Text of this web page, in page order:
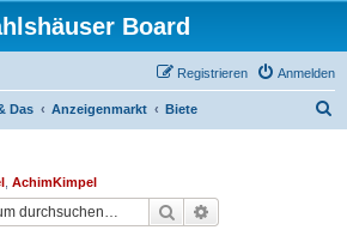
Board
Anmelden
Registrieren
Das Anzeigenmarkt Biete
AchimKimpel
Suche